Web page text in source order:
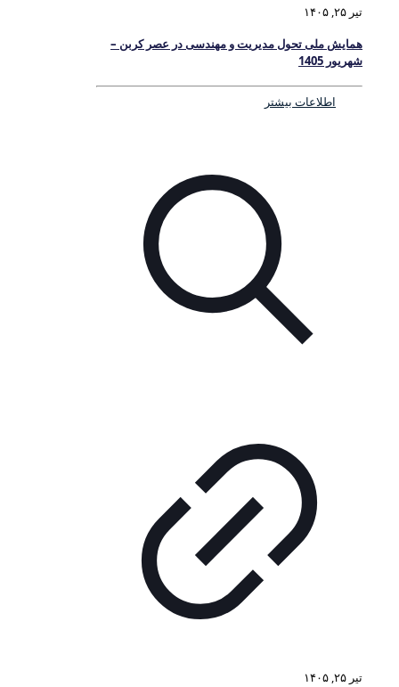
تیر ۲۵, ۱۴۰۵
همایش ملی تحول مدیریت و مهندسی در عصر کربن –
شهریور 1405
اطلاعات بیشتر
تیر ۲۵, ۱۴۰۵